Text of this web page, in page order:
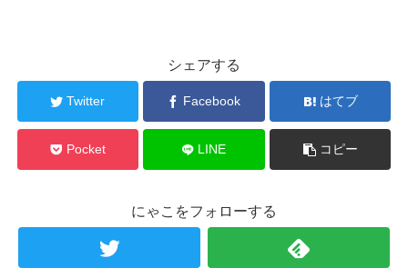
シェアする
Twitter Facebook はてブ
Pocket LINE コピー
にゃこをフォローする